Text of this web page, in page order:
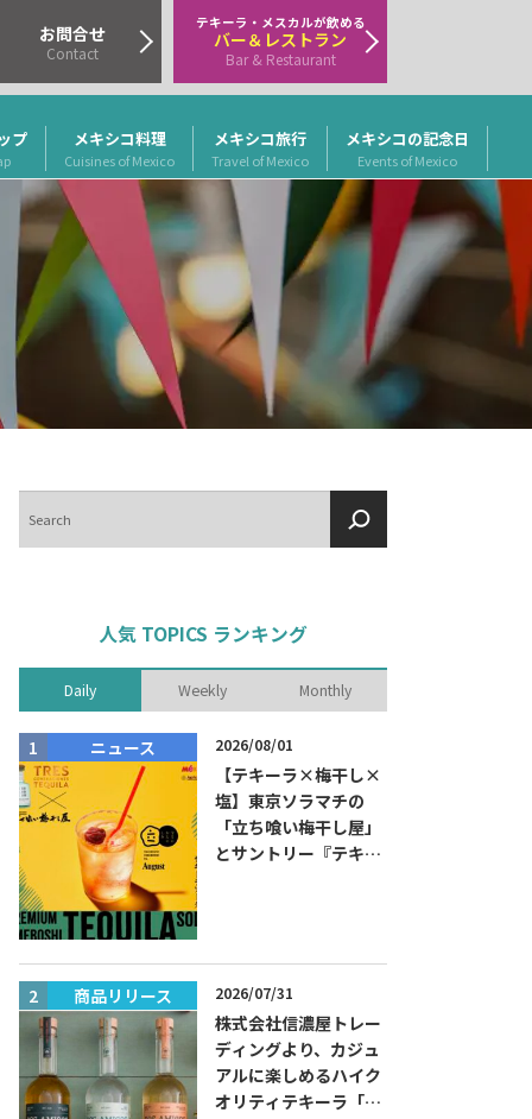
プ メキシコ料理
Cuisines of Mexico
メキシコ旅行
Travel of Mexico
メキシコの記念日
Events of Mexico
お問合せ
Contact
テキーラ・メスカルが飲める
バー＆レストラン
Bar & Restaurant
索
人気 TOPICS ランキング
Daily Weekly Monthly
ニュース 2026/08/01
【テキーラ×梅干し×
塩】東京ソラマチの
「立ち喰い梅干し屋」
とサントリー『テキー
8月限定メニューに！
商品リリース 2026/07/31
株式会社信濃屋トレー
ディングより、カジュ
アルに楽しめるハイク
オリティテキーラ「ド